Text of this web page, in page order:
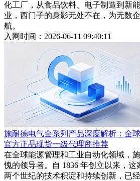
化工厂，从食品饮料、电子制造到新
业，西门子的身影无处不在，为无数
航。
入网时间：2026-06-11 09:40:11
施耐德电气全系列产品深度解析：全
官方正品现货一级代理商推荐
在全球能源管理和工业自动化领域，
愧的领导者。自 1836 年创立以来，
两个世纪的技术积淀和持续创新，已